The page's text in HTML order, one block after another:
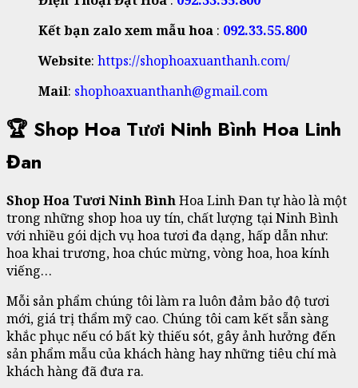
Kết bạn zalo xem mẫu hoa : 092.33.55.800
Website: https://shophoaxuanthanh.com/
Mail: shophoaxuanthanh@gmail.com
🏆 Shop Hoa Tươi Ninh Bình Hoa Linh
Đan
Shop Hoa Tươi Ninh BìnhHoa Linh Đan tự hào là một
trong những shop hoa uy tín, chất lượng tại Ninh Bình
với nhiều gói dịch vụ hoa tươi đa dạng, hấp dẫn như:
hoa khai trương, hoa chúc mừng, vòng hoa, hoa kính
viếng…
Mỗi sản phẩm chúng tôi làm ra luôn đảm bảo độ tươi
mới, giá trị thẩm mỹ cao. Chúng tôi cam kết sẵn sàng
khắc phục nếu có bất kỳ thiếu sót, gây ảnh hưởng đến
sản phẩm mẫu của khách hàng hay những tiêu chí mà
khách hàng đã đưa ra.